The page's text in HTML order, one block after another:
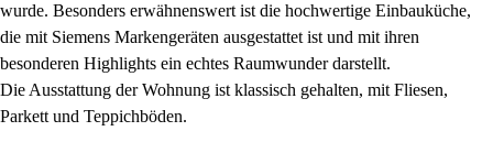
wurde. Besonders erwähnenswert ist die hochwertige Einbauküche,
die mit Siemens Markengeräten ausgestattet ist und mit ihren
besonderen Highlights ein echtes Raumwunder darstellt.
Die Ausstattung der Wohnung ist klassisch gehalten, mit Fliesen,
Parkett und Teppichböden.